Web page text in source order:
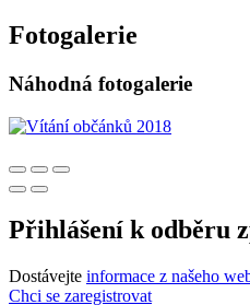
Fotogalerie
Náhodná fotogalerie
Přihlášení k odběru
Dostávejte informace z našeho
Chci se zaregistrovat